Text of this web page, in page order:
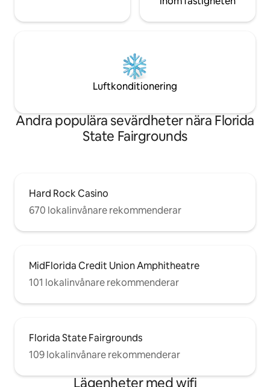
Luftkonditionering
Andra populära sevärdheter nära Florida
State Fairgrounds
Hard Rock Casino
670 lokalinvånare rekommenderar
MidFlorida Credit Union Amphitheatre
101 lokalinvånare rekommenderar
Florida State Fairgrounds
109 lokalinvånare rekommenderar
Lägenheter med wifi